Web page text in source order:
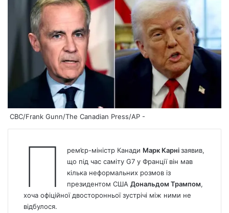
CBC/Frank Gunn/The Canadian Press/AP -
П рем’єр-міністр Канади Марк Карнізаявив,
що під час саміту G7 у Франції він мав
кілька неформальних розмов із
президентом США Дональдом Трампом,
хоча офіційної двосторонньої зустрічі між ними не
відбулося.